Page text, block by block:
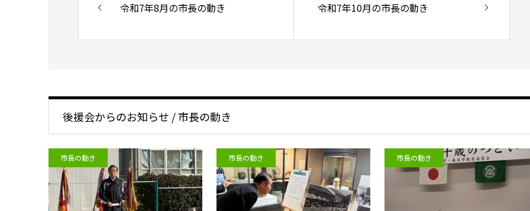
令和7年8月の市長の動き 令和7年10月の市長の動き
後援会からのお知らせ / 市長の動き
市長の動き 市長の動き 市長の動き